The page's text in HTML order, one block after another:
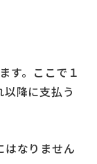
す。ここで１
降に支払う
はなりません